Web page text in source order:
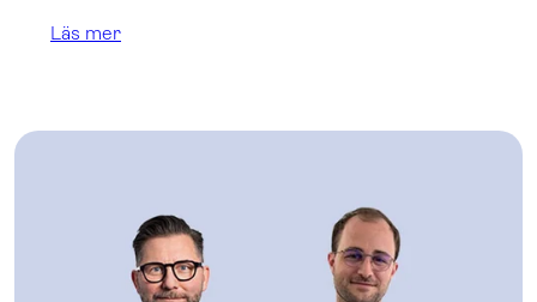
Läs mer